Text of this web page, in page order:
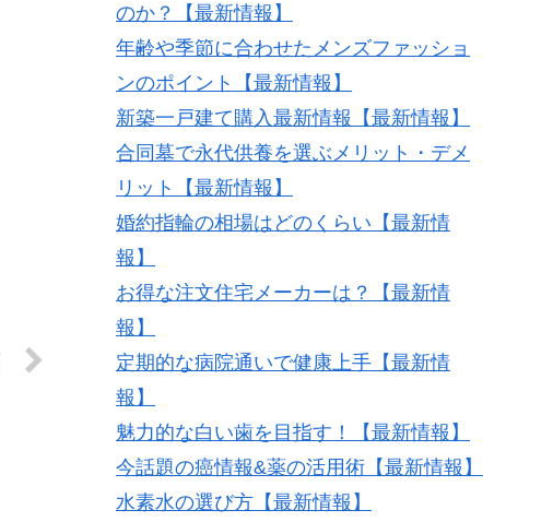
のか？【最新情報】
年齢や季節に合わせたメンズファッショ
ンのポイント【最新情報】
新築一戸建て購入最新情報【最新情報】
合同墓で永代供養を選ぶメリット・デメ
リット【最新情報】
婚約指輪の相場はどのくらい【最新情
報】
お得な注文住宅メーカーは？【最新情
報】
定期的な病院通いで健康上手【最新情
報】
魅力的な白い歯を目指す！【最新情報】
今話題の癌情報&薬の活用術【最新情報】
水素水の選び方【最新情報】